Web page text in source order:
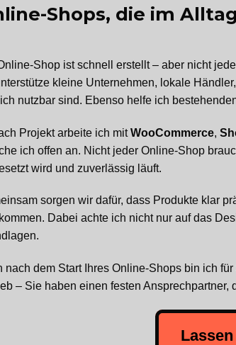
Shops, die im
Shop ist schnell erstellt – aber nicht
kleine Unternehmen, lokale
nutzbar sind. Ebenso helfe ich
Projekt arbeite ich mitWooCommerce,
ich offen an. Nicht jeder Online-Shop
wird und zuverlässig läuft.
sorgen wir dafür, dass Produkte klar
Dabei achte ich nicht nur auf das
nach dem Start Ihres Online-Shops bin ich
– Sie haben einen festen